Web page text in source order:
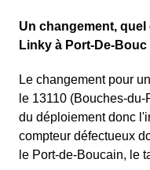
Un changement,
Linky à Port-De-Bouc
Le changement pour
le 13110 (Bouches-
du déploiement donc
compteur défectueux
le Port-de-Boucain, le